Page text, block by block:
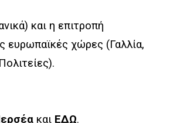
και η επιτροπή
ευρωπαϊκές χώρες (Γαλλία,
και ΕΔΩ.